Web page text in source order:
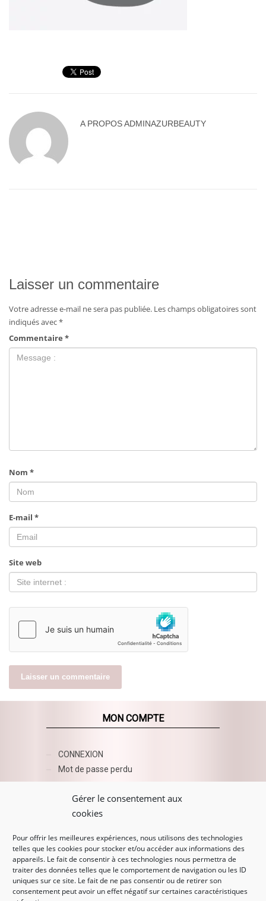
Gérer le consentement aux
cookies
Pour offrir les meilleures expériences, nous utilisons des technologies
telles que les cookies pour stocker et/ou accéder aux informations des
appareils. Le fait de consentir à ces technologies nous permettra de
traiter des données telles que le comportement de navigation ou les ID
uniques sur ce site. Le fait de ne pas consentir ou de retirer son
consentement peut avoir un effet négatif sur certaines caractéristiques
A PROPOSADMINAZURBEAUTY
Laisser un commentaire
Votre adresse e-mail ne sera pas publiée. Les champs obligatoires sont
indiqués avec*
Commentaire *
Nom *
E-mail *
Site web
MON COMPTE
CONNEXION
Mot de passe perdu
AZUR BEAUTY ESHOP